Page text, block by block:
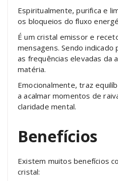
Espiritualmente, purifica e
os bloqueios do fluxo
É um cristal emissor e
mensagens. Sendo
as frequências elevadas da
matéria.
Emocionalmente, traz
a acalmar momentos de
claridade mental.
Benefícios
Existem muitos benefícios
cristal: